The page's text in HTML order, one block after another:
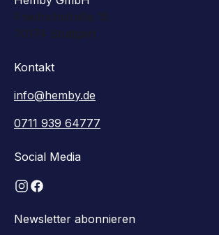
Friedrichstraße 15
70174 Stuttgart
Kontakt
info@hemby.de
0711 939 64777
Social Media
Newsletter abonnieren